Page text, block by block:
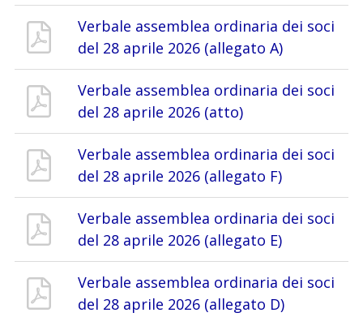
Verbale assemblea ordinaria dei soci
del 28 aprile 2026 (allegato A)
Verbale assemblea ordinaria dei soci
del 28 aprile 2026 (atto)
Verbale assemblea ordinaria dei soci
del 28 aprile 2026 (allegato F)
Verbale assemblea ordinaria dei soci
del 28 aprile 2026 (allegato E)
Verbale assemblea ordinaria dei soci
del 28 aprile 2026 (allegato D)